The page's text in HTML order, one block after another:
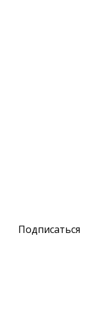
Подписаться